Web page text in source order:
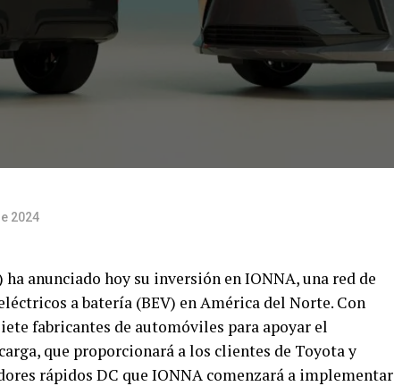
2024
anunciado hoy su inversión en IONNA, una red de
a batería (BEV) en América del Norte. Con
fabricantes de automóviles para apoyar el
que proporcionará a los clientes de Toyota y
rápidos DC que IONNA comenzará a implementar